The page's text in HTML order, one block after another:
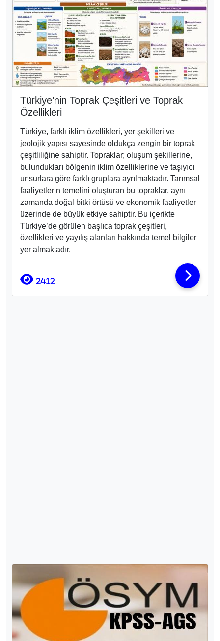
Türkiye’nin Toprak Çeşitleri ve Toprak
Özellikleri
Türkiye, farklı iklim özellikleri, yer şekilleri ve
jeolojik yapısı sayesinde oldukça zengin bir toprak
çeşitliliğine sahiptir. Topraklar; oluşum şekillerine,
bulundukları bölgenin iklim özelliklerine ve taşıyıcı
unsurlara göre farklı gruplara ayrılmaktadır. Tarımsal
faaliyetlerin temelini oluşturan bu topraklar, aynı
zamanda doğal bitki örtüsü ve ekonomik faaliyetler
üzerinde de büyük etkiye sahiptir. Bu içerikte
Türkiye’de görülen başlıca toprak çeşitleri,
özellikleri ve yayılış alanları hakkında temel bilgiler
yer almaktadır.
2412